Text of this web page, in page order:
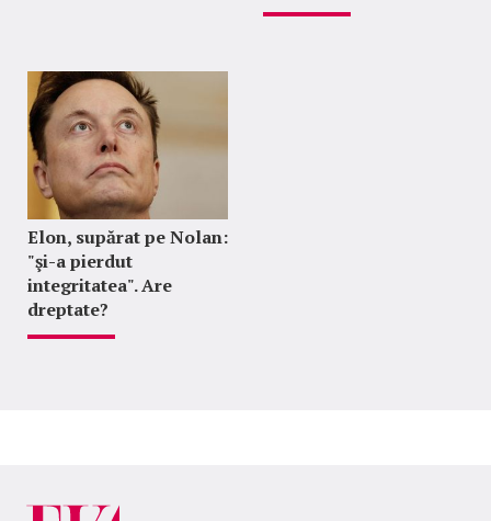
Elon, supărat pe Nolan:
"şi-a pierdut
integritatea". Are
dreptate?